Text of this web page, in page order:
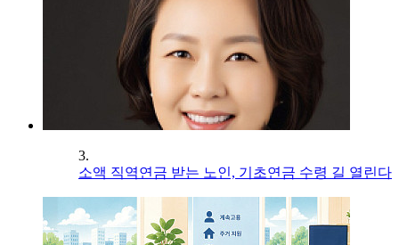
3.
소액 직역연금 받는 노인, 기초연금 수령 길 열린다